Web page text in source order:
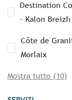
Destination
- Kalon Breizh
Côte de
Morlaix
Mostra tutto (10)